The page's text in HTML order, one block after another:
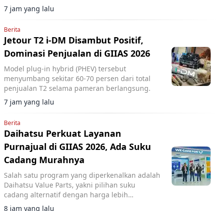
7 jam yang lalu
Berita
Jetour T2 i-DM Disambut Positif,
Dominasi Penjualan di GIIAS 2026
Model plug-in hybrid (PHEV) tersebut
menyumbang sekitar 60-70 persen dari total
penjualan T2 selama pameran berlangsung.
7 jam yang lalu
Berita
Daihatsu Perkuat Layanan
Purnajual di GIIAS 2026, Ada Suku
Cadang Murahnya
Salah satu program yang diperkenalkan adalah
Daihatsu Value Parts, yakni pilihan suku
cadang alternatif dengan harga lebih
terjangkau.
8 jam yang lalu